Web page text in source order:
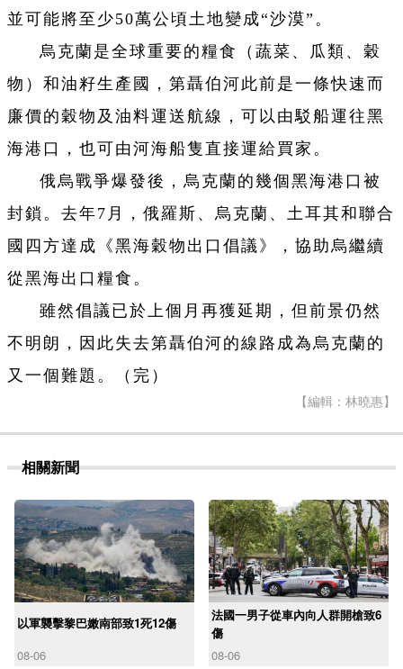
並可能將至少50萬公頃土地變成“沙漠”。
烏克蘭是全球重要的糧食（蔬菜、瓜類、穀
物）和油籽生產國，第聶伯河此前是一條快速而
廉價的穀物及油料運送航線，可以由駁船運往黑
海港口，也可由河海船隻直接運給買家。
俄烏戰爭爆發後，烏克蘭的幾個黑海港口被
封鎖。去年7月，俄羅斯、烏克蘭、土耳其和聯合
國四方達成《黑海穀物出口倡議》，協助烏繼續
從黑海出口糧食。
雖然倡議已於上個月再獲延期，但前景仍然
不明朗，因此失去第聶伯河的線路成為烏克蘭的
又一個難題。（完）
【編輯：林曉惠】
相關新聞
以軍襲擊黎巴嫩南部致1死12傷
08-06
法國一男子從車內向人群開槍致6
傷
08-06